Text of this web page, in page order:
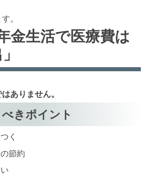
。
金生活で医療費は
ありません。
きポイント
く
節約